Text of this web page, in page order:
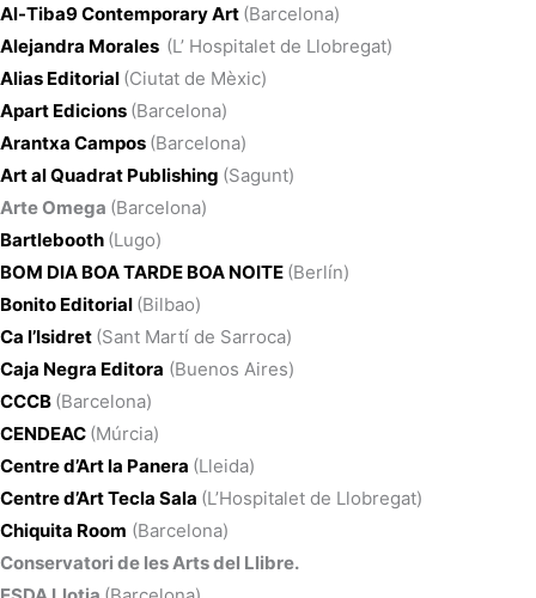
Al-Tiba9 Contemporary Art (Barcelona)
Alejandra Morales (L’ Hospitalet de Llobregat)
Alias Editorial (Ciutat de Mèxic)
Apart Edicions (Barcelona)
Arantxa Campos (Barcelona)
Art al Quadrat Publishing (Sagunt)
Arte Omega (Barcelona)
Bartlebooth (Lugo)
BOM DIA BOA TARDE BOA NOITE (Berlín)
Bonito Editorial (Bilbao)
Ca l’Isidret (Sant Martí de Sarroca)
Caja Negra Editora (Buenos Aires)
CCCB (Barcelona)
CENDEAC (Múrcia)
Centre d’Art la Panera (Lleida)
Centre d’Art Tecla Sala (L’Hospitalet de Llobregat)
Chiquita Room (Barcelona)
Conservatori de les Arts del Llibre.